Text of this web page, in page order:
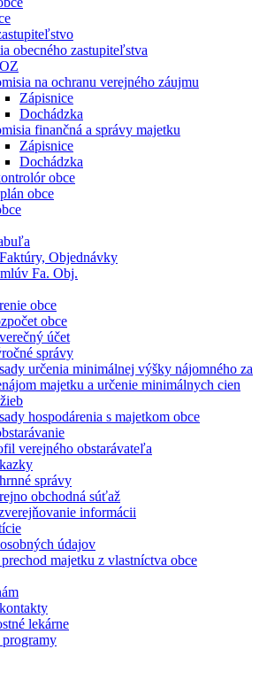
obecného zastupiteľstva
na ochranu verejného záujmu
Zápisnice
Dochádzka
finančná a správy majetku
Zápisnice
Dochádzka
obce
obce
Objednávky
Fa. Obj.
obce
obce
účet
správy
určenia minimálnej výšky nájomného za
majetku a určenie minimálnych cien
hospodárenia s majetkom obce
verejného obstarávateľa
správy
obchodná súťaž
informácii
údajov
majetku z vlastníctva obce
lekárne